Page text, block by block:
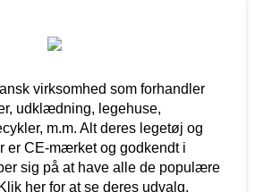
virksomhed som forhandler
udklædning, legehuse,
m.m. Alt deres legetøj og
er CE-mærket og godkendt i
sig på at have alle de populære
her for at se deres udvalg.